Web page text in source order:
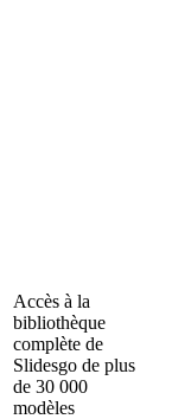
Accès à la
bibliothèque
complète de
Slidesgo de plus
de 30 000
modèles